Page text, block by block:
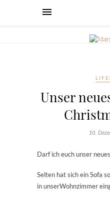
Unser
10.
Darf ich euch unser
Selten hat sich ein Sofa
in unserWohnzimmer